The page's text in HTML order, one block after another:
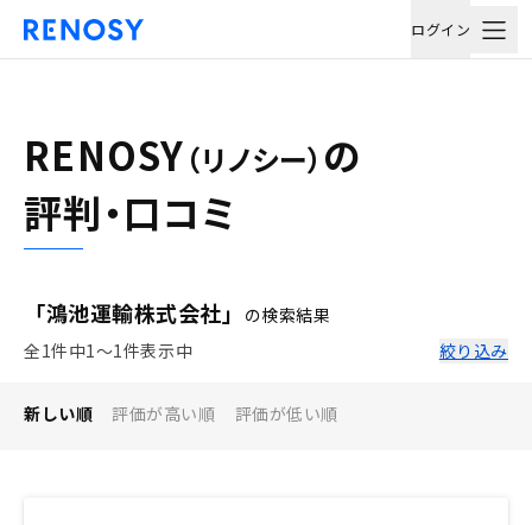
ログイン
RENOSY （リノシー） の
評判・口コミ
「鴻池運輸株式会社」
の検索結果
全1件中1〜1件表示中
絞り込み
新しい順 評価が高い順 評価が低い順